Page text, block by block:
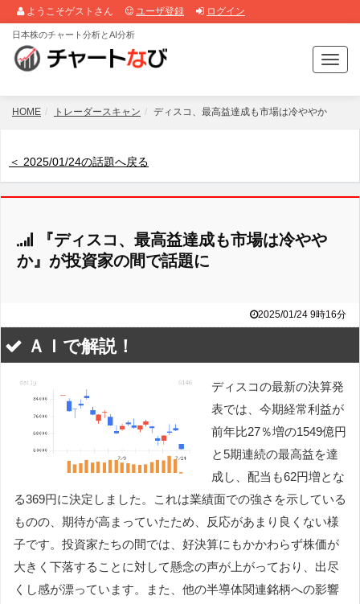
ようこそゲストさん ユーザ登録 ログイン
T
o
g
日本株のチャート分析とAI分析
HOME トレーダースキャン ディスコ、最高益達成も市場は冷ややか
＜ 2025/01/24の話題へ戻る
『ディスコ、最高益達成も市場は冷やや
か』が投資家の間で話題に
2025/01/24 9時16分
ＡＩで解説！
ディスコの最新の決算発
表では、今期経常利益が
前年比27％増の1549億円
と5期連続の最高益を達
成し、配当も62円増とな
る369円に決定しました。これは業績面での強さを示している
ものの、期待が高まっていたため、反応があまり良くない様
子です。投資家たちの間では、好決算にもかかわらず株価が
大きく下落することに対して懸念の声が上がっており、出尽
くし感が漂っています。また、他の半導体関連銘柄への影響